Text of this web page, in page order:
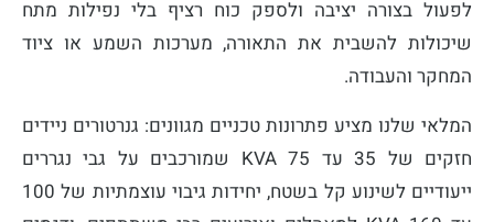
לפעול בצורה יציבה ולספק כוח רציף בלי נפילות מתח
שיכולות להשבית את התאורה, מערכות השמע או ציוד
המחקר והעבודה.
המלאי שלנו מציע פתרונות טכניים מגוונים: גנרטורים ניידים
חזקים של 35 עד 75 KVA שמורכבים על גבי נגררים
ייעודיים לשינוע קל בשטח, יחידות גיבוי עוצמתיות של 100